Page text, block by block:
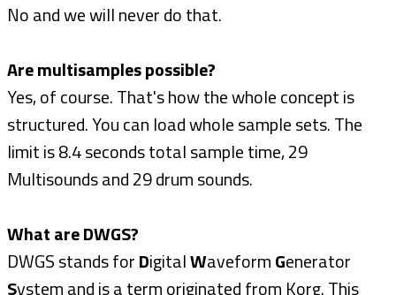
No and we will never do that.
Are multisamples possible?
Yes, of course. That's how the whole concept is
structured. You can load whole sample sets. The
limit is 8.4 seconds total sample time, 29
Multisounds and 29 drum sounds.
What are DWGS?
DWGS stands forDigitalWaveformGenerator
System and is a term originated from Korg. This